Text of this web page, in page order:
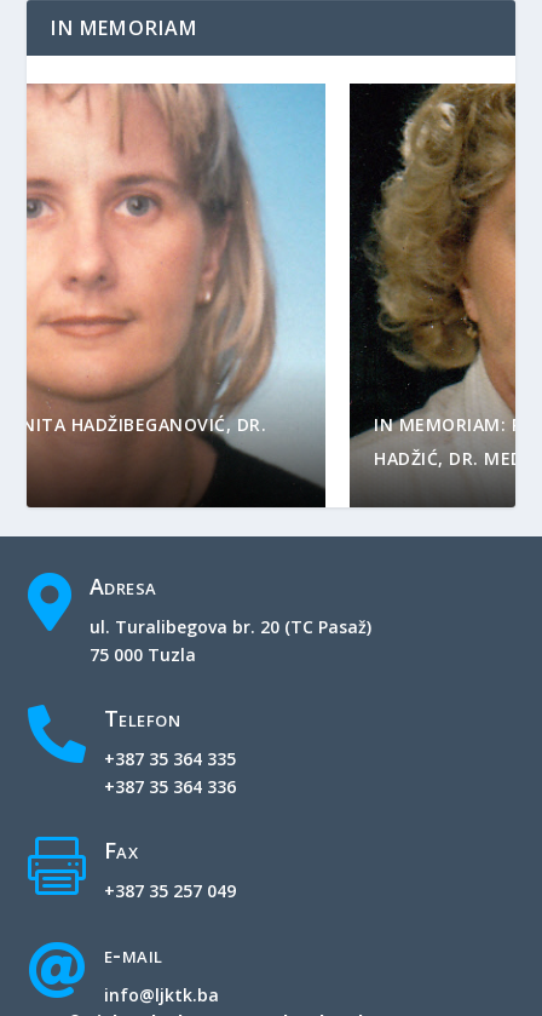
IN MEMORIAM
IN MEMORIAM: PROF. DR. SC. BELKISA ČOLIĆ-
HADŽIĆ, DR. MED. PRIM.
 Adresa
ul. Turalibegova br. 20 (TC Pasaž)
75 000 Tuzla
 Telefon
+387 35 364 335
+387 35 364 336
 Fax
+387 35 257 049
 e-mail
info@ljktk.ba